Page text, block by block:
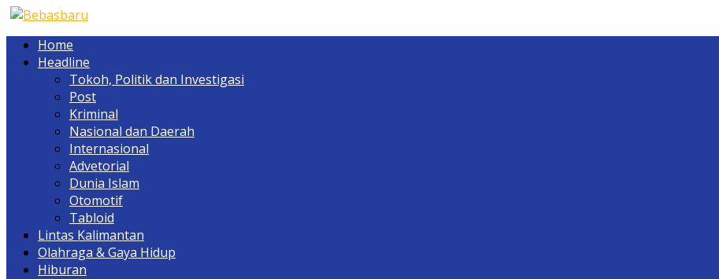
Home
Headline
Tokoh, Politik dan Investigasi
Post
Kriminal
Nasional dan Daerah
Internasional
Advetorial
Dunia Islam
Otomotif
Tabloid
Lintas Kalimantan
Olahraga & Gaya Hidup
Hiburan